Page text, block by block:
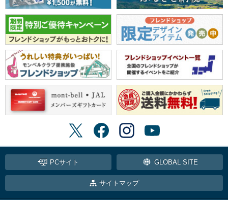
PCサイト GLOBAL SITE
サイトマップ